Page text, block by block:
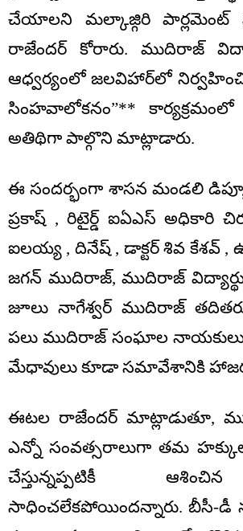
చేయాలని మల్కాజ్గిరి పార్లమెంట్
రాజేందర్ కోరారు. ముదిరాజ్
ఆధ్వర్యంలో జలవిహార్‌లో
సింహవాలోకనం”**
అతిథిగా పాల్గొని మాట్లాడారు.
ఈ సందర్భంగా శాసన మండలి
ప్రకాష్ , రిటైర్డ్ ఐఏఎస్ అధికారి
ఐలయ్య , దినేష్ , డాక్టర్ శివ కేశవ్
జగన్ ముదిరాజ్, ముదిరాజ్
జూలు నాగేశ్వర్ ముదిరాజ్
పలు ముదిరాజ్ సంఘాల
మేధావులు కూడా సమావేశానికి
ఈటల రాజేందర్ మాట్లాడుతూ,
ఎన్నో సంవత్సరాలుగా తమ
చేస్తున్నప్పటికీ
సాధించలేకపోయిందన్నారు. బీసీ-డీ